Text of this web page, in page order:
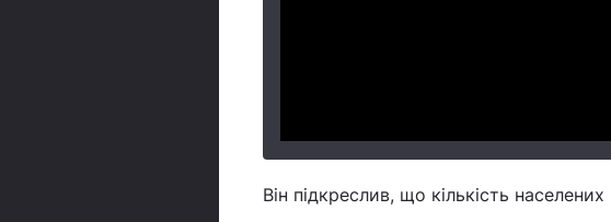
Він підкреслив, що кількість